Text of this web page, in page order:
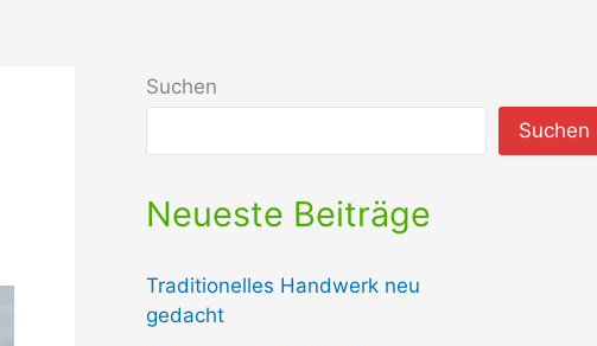
Suchen
Suchen
Neueste Beiträge
Traditionelles Handwerk neu
gedacht